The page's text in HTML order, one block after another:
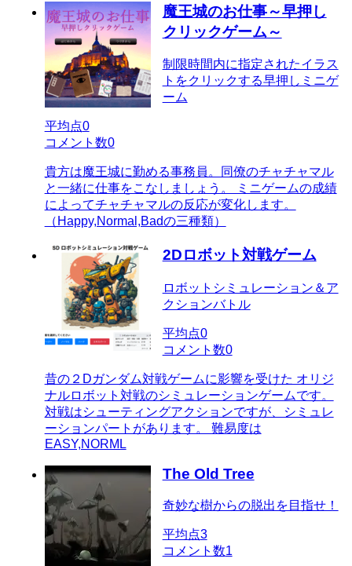
魔王城のお仕事～早押し
クリックゲーム～
制限時間内に指定されたイラス
トをクリックする早押しミニゲ
ーム
平均点0
コメント数0
貴方は魔王城に勤める事務員。同僚のチャチャマル
と一緒に仕事をこなしましょう。 ミニゲームの成績
によってチャチャマルの反応が変化します。
（Happy,Normal,Badの三種類）
2Dロボット対戦ゲーム
ロボットシミュレーション＆ア
クションバトル
平均点0
コメント数0
昔の２Dガンダム対戦ゲームに影響を受けた オリジ
ナルロボット対戦のシミュレーションゲームです。
対戦はシューティングアクションですが、シミュレ
ーションパートがあります。 難易度は
EASY,NORML
The Old Tree
奇妙な樹からの脱出を目指せ！
平均点3
コメント数1